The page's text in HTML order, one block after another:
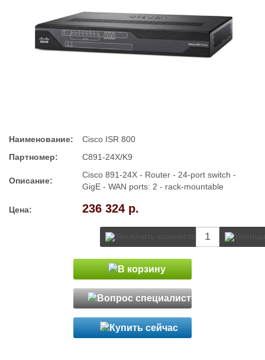
Наименование:
Cisco ISR 800
Партномер:
C891-24X/K9
Описание:
Cisco 891-24X - Router - 24-port switch -
GigE - WAN ports: 2 - rack-mountable
Цена: 236 324 р.